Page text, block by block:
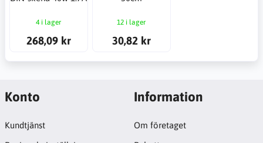
4 i lager
268,09 kr
12 i lager
30,82 kr
Konto
Kundtjänst
Information
Om företaget